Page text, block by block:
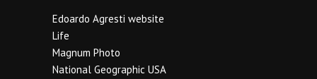
Edoardo Agresti website
Life
Magnum Photo
National Geographic USA